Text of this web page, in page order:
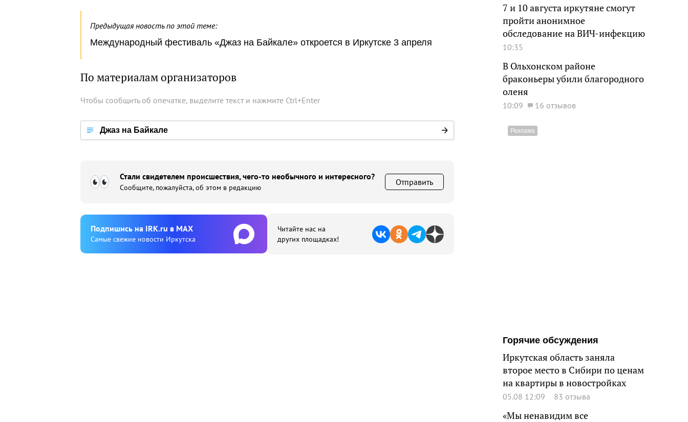
Предыдущая новость по этой теме:
Международный фестиваль «Джаз на Байкале» откроется в Иркутске 3 апреля
По материалам организаторов
Чтобы сообщить об опечатке, выделите текст и нажмите Ctrl+Enter
Джаз на Байкале
Стали свидетелем происшествия, чего-то необычного и интересного?
Сообщите, пожалуйста, об этом в редакцию
Отправить
Подпишиcь на IRK.ru в MAX
Cамые свежие новости Иркутска
Читайте нас на
других площадках!
7 и 10 августа иркутяне смогут
пройти анонимное
обследование на ВИЧ-инфекцию
10:35
В Ольхонском районе
браконьеры убили благородного
оленя
10:09 16 отзывов
Горячие обсуждения
Иркутская область заняла
второе место в Сибири по ценам
на квартиры в новостройках
05.08 12:09 83 отзыва
«Мы ненавидим все